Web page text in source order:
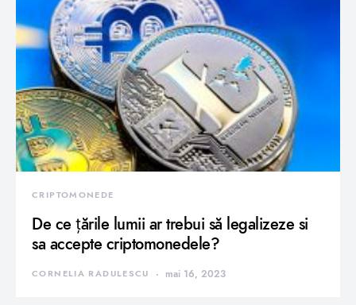
CRIPTOMONEDE
De ce țările lumii ar trebui să legalizeze si
sa accepte criptomonedele?
CORNELIA RADULESCU mai 16, 2023